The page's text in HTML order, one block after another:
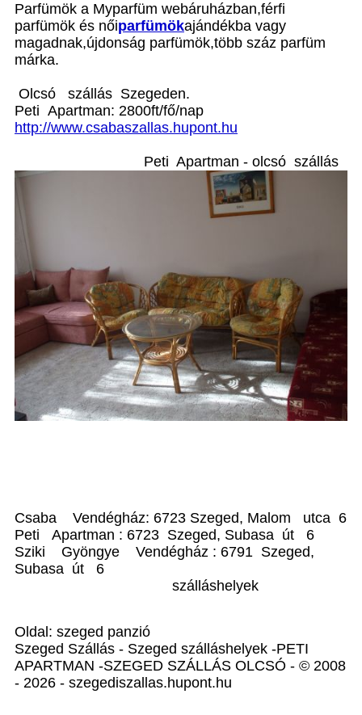
Parfümök a Myparfüm webáruházban,férfi
parfümök és nőiparfümökajándékba vagy
magadnak,újdonság parfümök,több száz parfüm
márka.
Olcsó szállás Szegeden.
Peti Apartman: 2800ft/fő/nap
http://www.csabaszallas.hupont.hu
Peti Apartman - olcsó szállás
Csaba Vendégház: 6723 Szeged, Malom utca 6
Peti Apartman : 6723 Szeged, Subasa út 6
Sziki Gyöngye Vendégház : 6791 Szeged,
Subasa út 6
szálláshelyek
Oldal: szeged panzió
Szeged Szállás - Szeged szálláshelyek -PETI
APARTMAN -SZEGED SZÁLLÁS OLCSÓ - © 2008
- 2026 - szegediszallas.hupont.hu